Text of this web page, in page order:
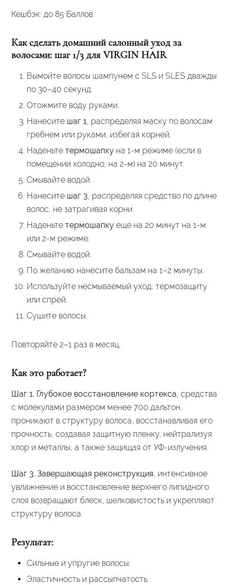
Кешбэк: до 85 Баллов
Как сделать домашний салонный уход за
волосами: шаг 1/3 для VIRGIN HAIR
Вымойте волосы шампунем с SLS и SLES дважды
по 30–40 секунд.
Отожмите воду руками.
Нанесите шаг 1, распределяя маску по волосам
гребнем или руками, избегая корней.
Наденьте термошапкуна 1-м режиме (если в
помещении холодно, на 2-м) на 20 минут.
Смывайте водой.
Нанесите шаг 3, распределяя средство по длине
волос, не затрагивая корни.
Наденьте термошапкуеще на 20 минут на 1-м
или 2-м режиме.
Смывайте водой.
По желанию нанесите бальзам на 1–2 минуты.
Используйте несмываемый уход, термозащиту
или спрей.
Сушите волосы.
Повторяйте 2–1 раз в месяц.
Как это работает?
Шаг 1. Глубокое восстановление кортекса, средства
с молекулами размером менее 700 дальтон,
проникают в структуру волоса, восстанавливая его
прочность, создавая защитную пленку, нейтрализуя
хлор и металлы, а также защищая от УФ-излучения.
Шаг 3. Завершающая реконструкция, интенсивное
увлажнение и восстановление верхнего липидного
слоя возвращают блеск, шелковистость и укрепляют
структуру волоса.
Результат:
Сильные и упругие волосы.
Эластичность и рассыпчатость.